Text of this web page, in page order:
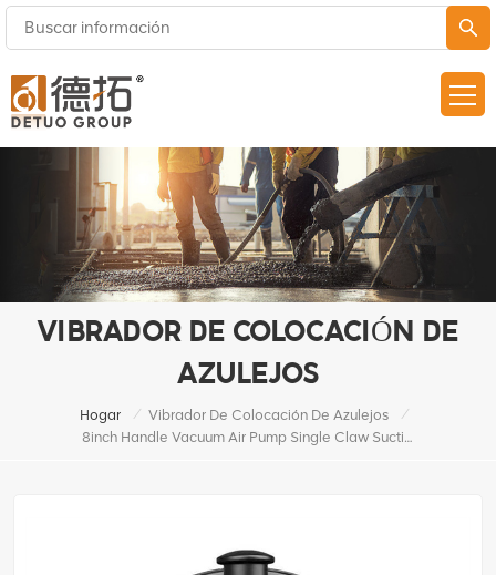
VIBRADOR DE COLOCACIÓN DE
AZULEJOS
Hogar / Vibrador De Colocación De Azulejos
/
8inch Handle Vacuum Air Pump Single Claw Suction Cup With Manometer